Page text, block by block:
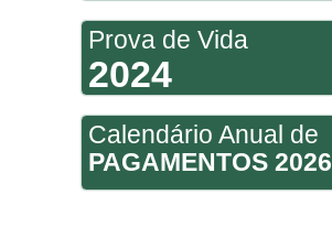
Prova de Vida
2024
Calendário Anual de
PAGAMENTOS 2026